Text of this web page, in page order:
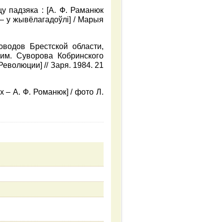
падзяка : [А. Ф. Раманюк
у жывёлагадоўлі] / Марыя
Брестской области,
Суворова Кобринского
// Заря. 1984. 21
– А. Ф. Романюк] / фото Л.